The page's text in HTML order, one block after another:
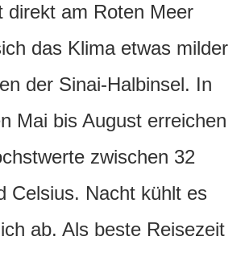
direkt am Roten Meer
das Klima etwas milder
der Sinai-Halbinsel. In
Mai bis August erreichen
zwischen 32
Celsius. Nacht kühlt es
ab. Als beste Reisezeit